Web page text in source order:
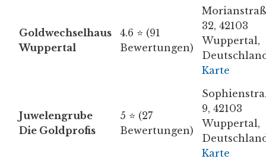
Goldwechselhaus
Wuppertal
4.6 ⭐ (91
Bewertungen)
32, 42103
Wuppertal,
Karte
Juwelengrube
Die Goldprofis
5 ⭐ (27
Bewertungen)
9, 42103
Wuppertal,
Karte